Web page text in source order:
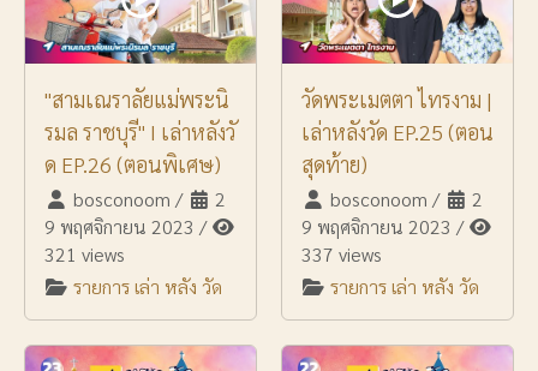
"สามเณราลัยแม่พระนิ
รมล ราชบุรี" I เล่าหลังวั
ด EP.26 (ตอนพิเศษ)
bosconoom /
2
9 พฤศจิกายน 2023 /
321 views
รายการ เล่า หลัง วัด
วัดพระเมตตา ไทรงาม |
เล่าหลังวัด EP.25 (ตอน
สุดท้าย)
bosconoom /
2
9 พฤศจิกายน 2023 /
337 views
รายการ เล่า หลัง วัด